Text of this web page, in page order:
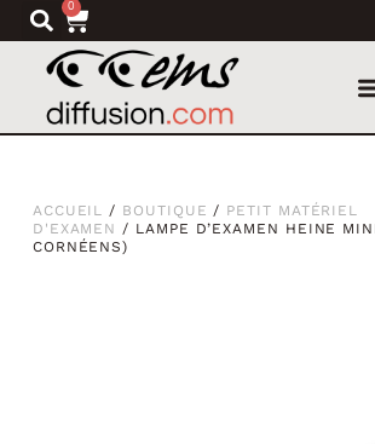
0
ACCUEIL / BOUTIQUE / PETIT MATÉRIEL
D'EXAMEN / LAMPE D’EXAMEN HEINE
CORNÉENS)